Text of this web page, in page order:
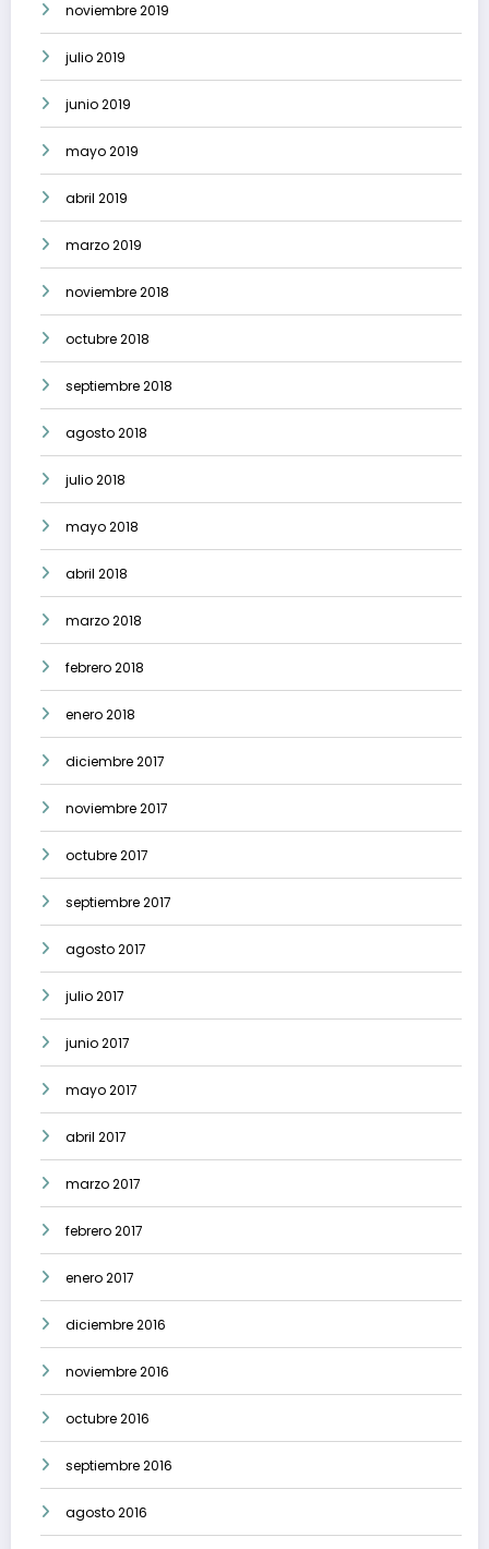
noviembre 2019
julio 2019
junio 2019
mayo 2019
abril 2019
marzo 2019
noviembre 2018
octubre 2018
septiembre 2018
agosto 2018
julio 2018
mayo 2018
abril 2018
marzo 2018
febrero 2018
enero 2018
diciembre 2017
noviembre 2017
octubre 2017
septiembre 2017
agosto 2017
julio 2017
junio 2017
mayo 2017
abril 2017
marzo 2017
febrero 2017
enero 2017
diciembre 2016
noviembre 2016
octubre 2016
septiembre 2016
agosto 2016